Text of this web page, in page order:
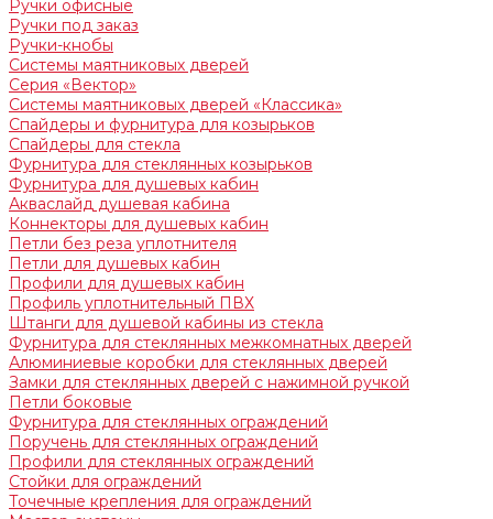
Ручки офисные
Ручки под заказ
Ручки-кнобы
Системы маятниковых дверей
Серия «Вектор»
Системы маятниковых дверей «Классика»
Спайдеры и фурнитура для козырьков
Спайдеры для стекла
Фурнитура для стеклянных козырьков
Фурнитура для душевых кабин
Акваслайд душевая кабина
Коннекторы для душевых кабин
Петли без реза уплотнителя
Петли для душевых кабин
Профили для душевых кабин
Профиль уплотнительный ПВХ
Штанги для душевой кабины из стекла
Фурнитура для стеклянных межкомнатных дверей
Алюминиевые коробки для стеклянных дверей
Замки для стеклянных дверей с нажимной ручкой
Петли боковые
Фурнитура для стеклянных ограждений
Поручень для стеклянных ограждений
Профили для стеклянных ограждений
Стойки для ограждений
Точечные крепления для ограждений